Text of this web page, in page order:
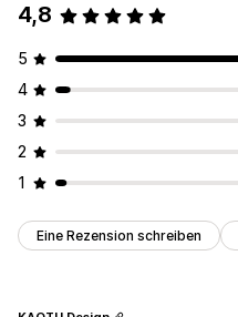
4,8
5
4
3
2
1
Eine Rezension schreiben